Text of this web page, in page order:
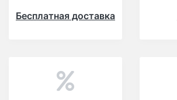
Бесплатная доставка